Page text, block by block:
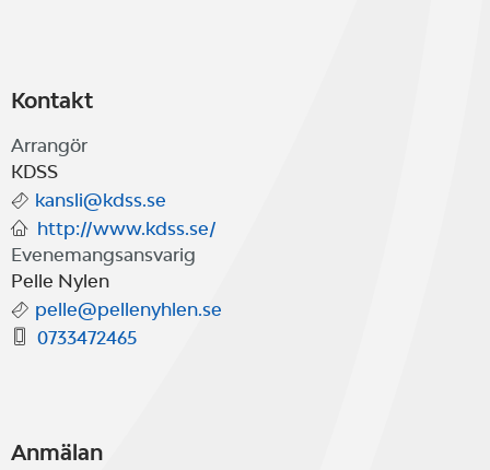
Kontakt
Arrangör
KDSS
kansli@kdss.se
http://www.kdss.se/
Evenemangsansvarig
Pelle Nylen
pelle@pellenyhlen.se
0733472465
Anmälan